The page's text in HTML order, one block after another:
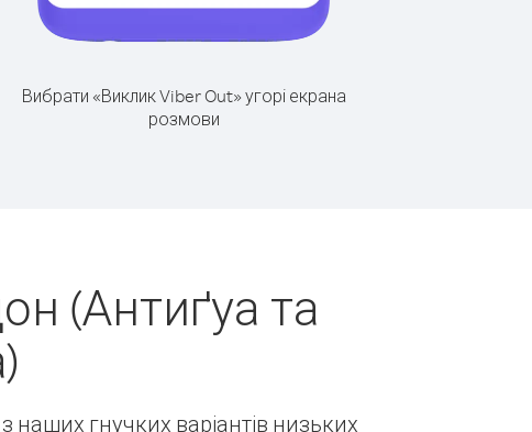
Вибрати «Виклик Viber Out» угорі екрана
розмови
(Антиґуа та
наших гнучких варіантів низьких